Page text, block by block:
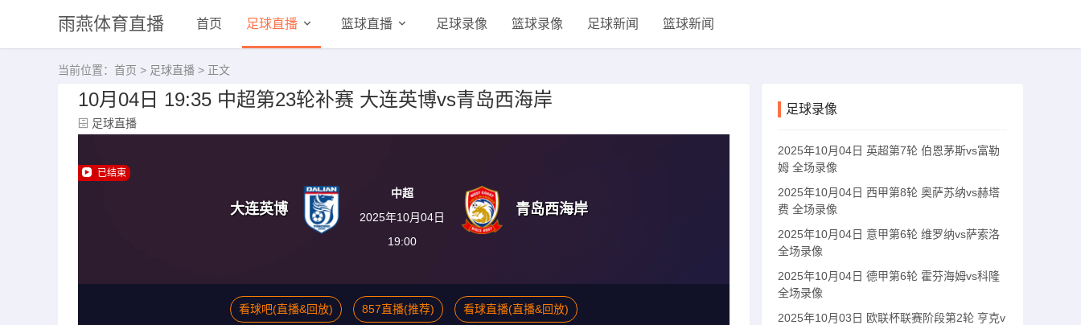
雨燕体育直播 首页 足球直播 篮球直播 足球录像 篮球录像 足球新闻 篮球新闻
当前位置： 首页 > 足球直播 > 正文
10月04日 19:35 中超第23轮补赛 大连英博vs青岛西海岸
足球直播
已结束
大连英博
中超
2025年10月04日
19:00
青岛西海岸
看球吧(直播&回放) 857直播(推荐) 看球直播(直播&回放)
足球录像
2025年10月04日 英超第7轮 伯恩茅斯vs富勒
姆 全场录像
2025年10月04日 西甲第8轮 奥萨苏纳vs赫塔
费 全场录像
2025年10月04日 意甲第6轮 维罗纳vs萨索洛
全场录像
2025年10月04日 德甲第6轮 霍芬海姆vs科隆
全场录像
2025年10月03日 欧联杯联赛阶段第2轮 亨克v